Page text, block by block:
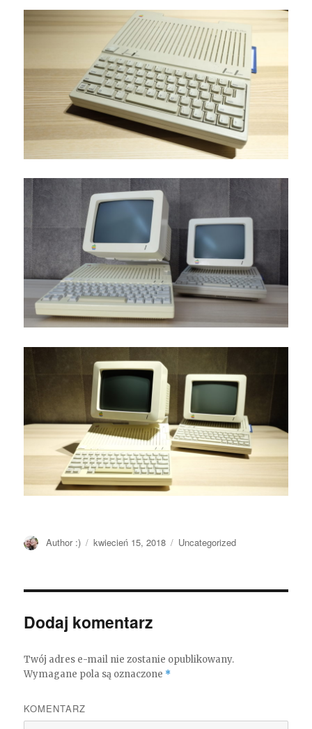
Autor
Author :) Opublikowano
kwiecień 15, 2018 Kategorie
Uncategorized
Dodaj komentarz
Twój adres e-mail nie zostanie opublikowany.
Wymagane pola są oznaczone *
KOMENTARZ